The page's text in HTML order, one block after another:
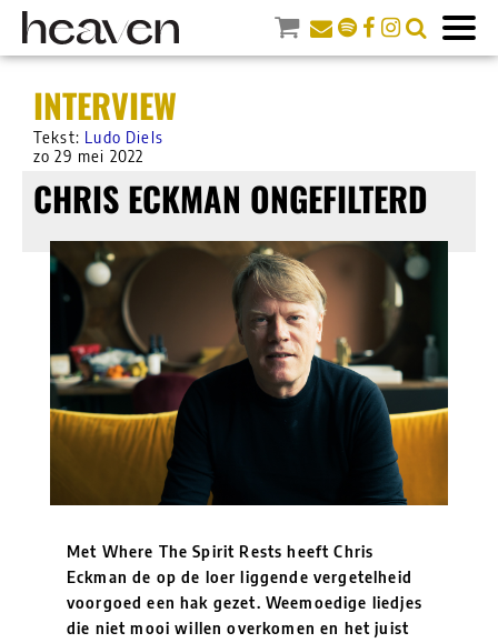
INTERVIEW
Tekst: Ludo Diels
zo 29 mei 2022
CHRIS ECKMAN ONGEFILTERD
Met Where The Spirit Rests heeft Chris
Eckman de op de loer liggende vergetelheid
voorgoed een hak gezet. Weemoedige liedjes
die niet mooi willen overkomen en het juist